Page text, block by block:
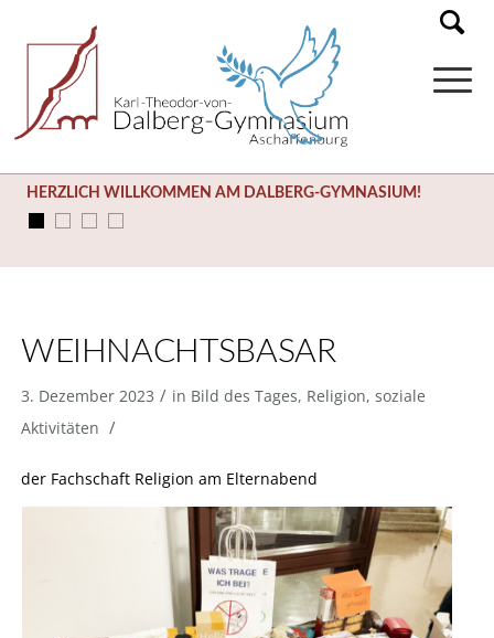
HERZLICH WILLKOMMEN AM DALBERG-GYMNASIUM!
WEIHNACHTSBASAR
3. Dezember 2023 / in Bild des Tages, Religion, soziale
Aktivitäten /
der Fachschaft Religion am Elternabend